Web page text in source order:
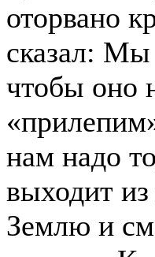
оторвано
сказал: Мы
чтобы оно
нам надо
выходит
Землю и